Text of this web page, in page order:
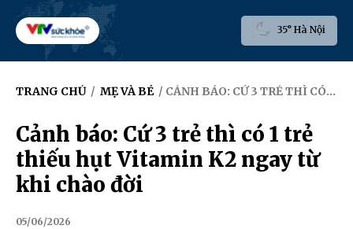
35° Hà Nội
TRANG CHỦ / MẸ VÀ BÉ / CẢNH BÁO: CỨ 3 TRẺ THÌ CÓ 1 TRẺ THIẾU HỤT VITAMIN K2 NGAY TỪ KHI CHÀO ĐỜI
Cảnh báo: Cứ 3 trẻ thì có 1 trẻ
thiếu hụt Vitamin K2 ngay từ
khi chào đời
05/06/2026